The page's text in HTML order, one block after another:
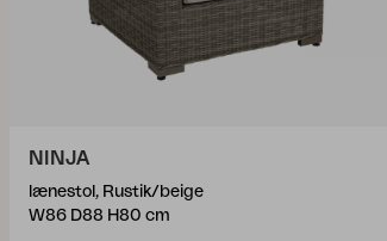
NINJA
lænestol, Rustik/beige
W86 D88 H80 cm